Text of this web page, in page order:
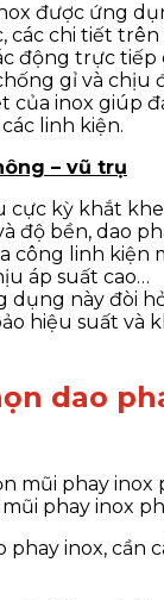
được ứng
các chi tiết
động trực tiếp
gỉ và chịu
của inox giúp
linh kiện.
– vũ trụ
cực kỳ khắt
độ bền, dao
công linh kiện
áp suất cao…
dụng này đòi
hiệu suất và
dao
phay inox
phay inox, cần